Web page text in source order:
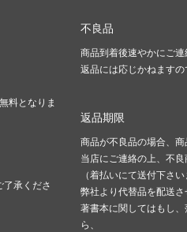
料となりま
承くださ
不良品
商品到着後速やかにご連
返品には応じかねますの
返品期限
商品が不良品の場合、
当店にご連絡の上、不良
（着払いにて送付下さい
弊社より代替品を配送さ
著書本に関してはもし
ら、